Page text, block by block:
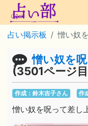
占い掲示板 憎い奴
憎い奴を
(3501ページ
作成：鈴木吉子さん 作
憎い奴を呪って差し